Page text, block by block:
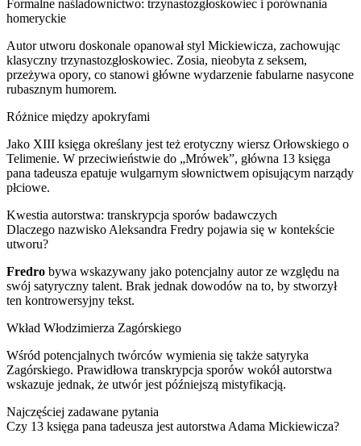
Formalne naśladownictwo: trzynastozgłoskowiec i porównania
homeryckie
Autor utworu doskonale opanował styl Mickiewicza, zachowując
klasyczny trzynastozgłoskowiec. Zosia, nieobyta z seksem,
przeżywa opory, co stanowi główne wydarzenie fabularne nasycone
rubasznym humorem.
Różnice między apokryfami
Jako XIII księga określany jest też erotyczny wiersz Orłowskiego o
Telimenie. W przeciwieństwie do „Mrówek”, główna 13 księga
pana tadeusza epatuje wulgarnym słownictwem opisującym narządy
płciowe.
Kwestia autorstwa: transkrypcja sporów badawczych
Dlaczego nazwisko Aleksandra Fredry pojawia się w kontekście
utworu?
Fredro bywa wskazywany jako potencjalny autor ze względu na
swój satyryczny talent. Brak jednak dowodów na to, by stworzył
ten kontrowersyjny tekst.
Wkład Włodzimierza Zagórskiego
Wśród potencjalnych twórców wymienia się także satyryka
Zagórskiego. Prawidłowa transkrypcja sporów wokół autorstwa
wskazuje jednak, że utwór jest późniejszą mistyfikacją.
Najczęściej zadawane pytania
Czy 13 księga pana tadeusza jest autorstwa Adama Mickiewicza?